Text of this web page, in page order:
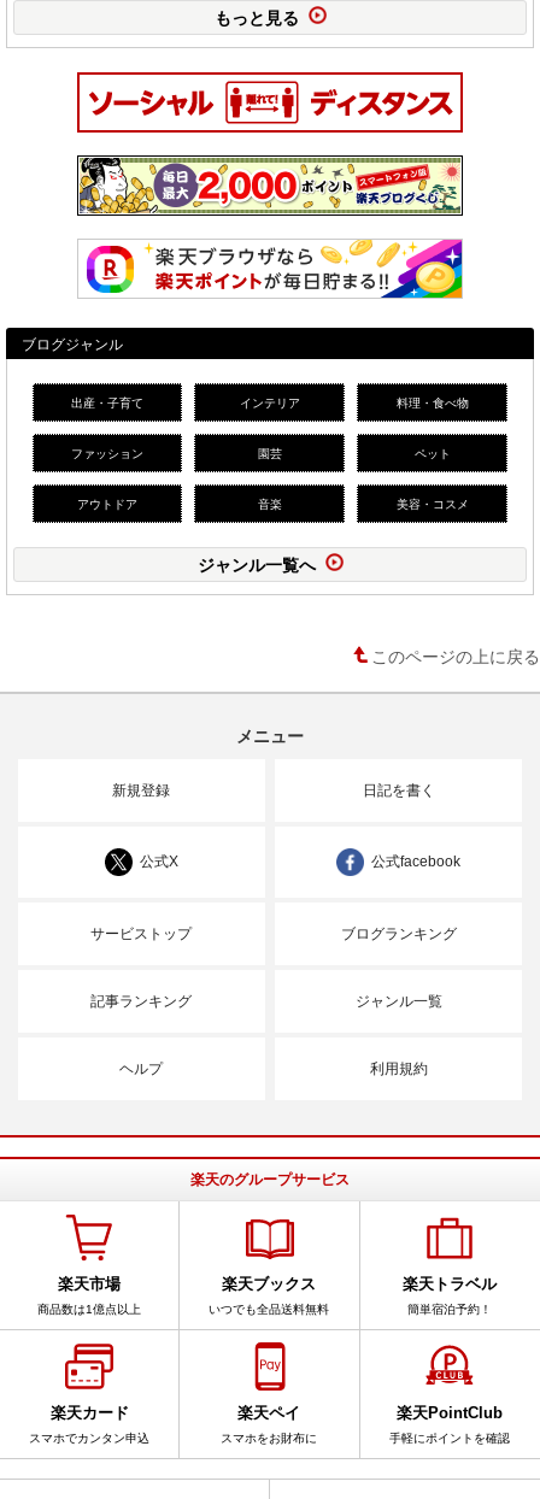
もっと見る
ブログジャンル
出産・子育て インテリア 料理・食べ物
ファッション 園芸 ペット
アウトドア 音楽 美容・コスメ
ジャンル一覧へ
このページの上に戻る
メニュー
新規登録 日記を書く
公式X 公式facebook
サービストップ ブログランキング
記事ランキング ジャンル一覧
ヘルプ 利用規約
楽天のグループサービス
楽天市場
商品数は1億点以上
楽天ブックス
いつでも全品送料無料
楽天トラベル
簡単宿泊予約！
楽天カード
スマホでカンタン申込
楽天ペイ
スマホをお財布に
楽天PointClub
手軽にポイントを確認